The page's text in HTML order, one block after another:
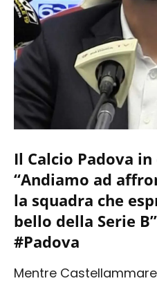
Il Calcio Padova
“Andiamo ad
la squadra che
bello della Serie
#Padova
Mentre